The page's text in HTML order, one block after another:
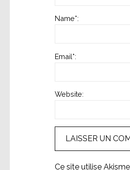
Name*:
Email*:
Website:
Ce site utilise